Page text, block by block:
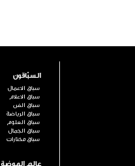
السبّاقون
سباق الاعمال
سباق الاعلام
سباق الفن
سباق الرياضة
سباق العلوم
سباق الجمال
سباق مختارات
عالم الموضة